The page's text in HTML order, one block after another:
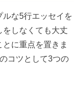
な5行エッセイを
しなくても大丈
に重点を置きま
コツとして3つの